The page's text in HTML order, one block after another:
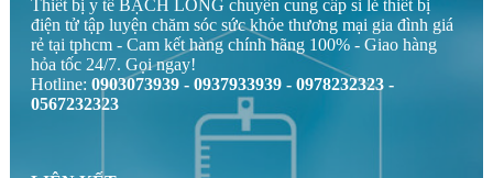
Thiết bị y tế BẠCH LONG chuyên cung cấp sỉ lẻ thiết bị
điện tử tập luyện chăm sóc sức khỏe thương mại gia đình giá
rẻ tại tphcm - Cam kết hàng chính hãng 100% - Giao hàng
hỏa tốc 24/7. Gọi ngay!
Hotline: 0903073939 - 0937933939 - 0978232323 -
0567232323